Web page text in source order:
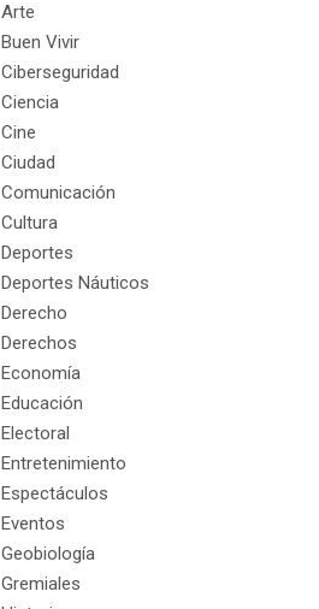
Arte
Buen Vivir
Ciberseguridad
Ciencia
Cine
Ciudad
Comunicación
Cultura
Deportes
Deportes Náuticos
Derecho
Derechos
Economía
Educación
Electoral
Entretenimiento
Espectáculos
Eventos
Geobiología
Gremiales